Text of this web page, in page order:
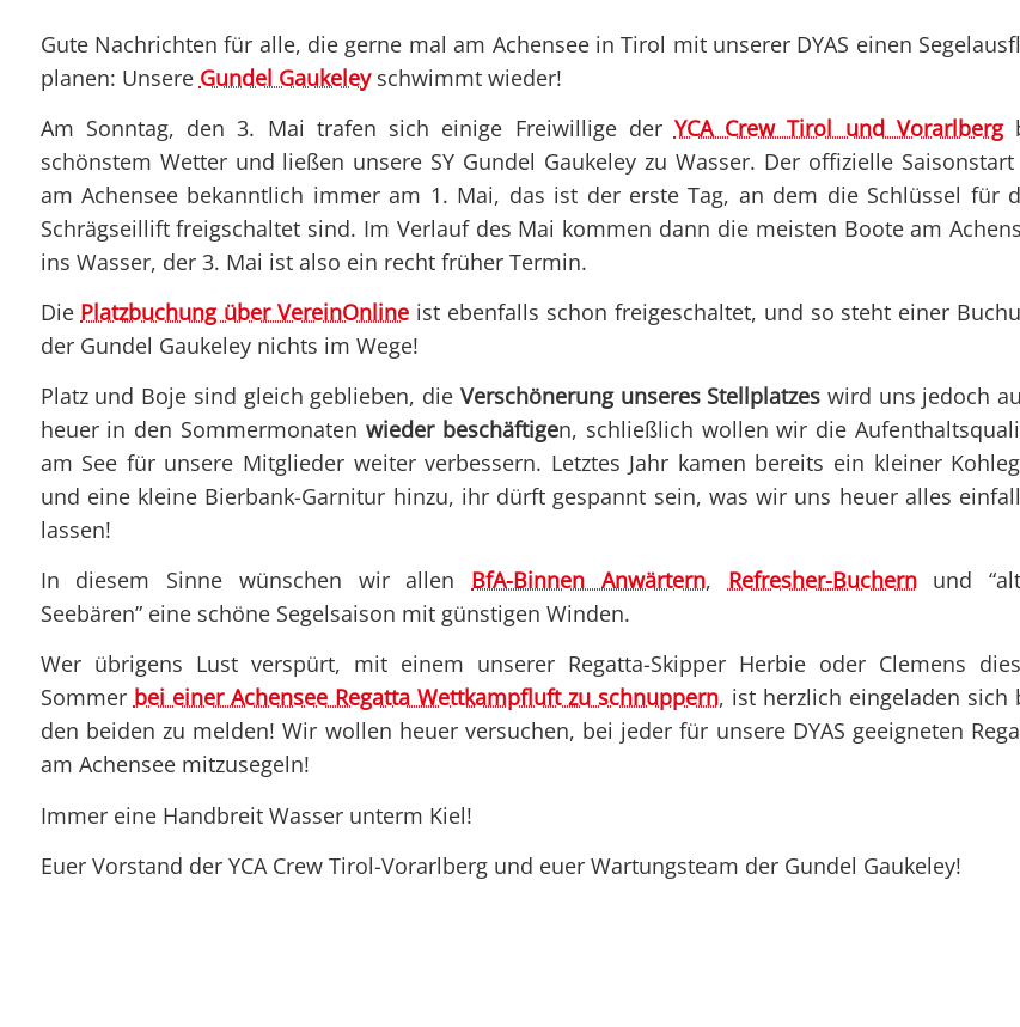
Datenschutz
Organigramm
SY Gundel Gaukeley
SY Daisy Duck
Ausbildung
Regattaförderung
Blog-Archiv
Blog-
Gute Nachrichten für alle, die gerne mal am Achensee in Tirol mit unserer DYAS einen
planen: Unsere Gundel Gaukeleyschwimmt wieder!
Am Sonntag, den 3. Mai trafen sich einige Freiwillige der YCA Crew Tirol und Vorarlberg
schönstem Wetter und ließen unsere SY Gundel Gaukeley zu Wasser. Der offizielle
am Achensee bekanntlich immer am 1. Mai, das ist der erste Tag, an dem die Schlüssel für
Schrägseillift freigschaltet sind. Im Verlauf des Mai kommen dann die meisten Boote am
ins Wasser, der 3. Mai ist also ein recht früher Termin.
Die Platzbuchung über VereinOnline ist ebenfalls schon freigeschaltet, und so steht einer
der Gundel Gaukeley nichts im Wege!
Platz und Boje sind gleich geblieben, die Verschönerung unseres Stellplatzes wird uns jedoch
heuer in den Sommermonatenwieder beschäftigen, schließlich wollen wir die
am See für unsere Mitglieder weiter verbessern. Letztes Jahr kamen bereits ein kleiner
und eine kleine Bierbank-Garnitur hinzu, ihr dürft gespannt sein, was wir uns heuer alles
lassen!
In diesem Sinne wünschen wir allen BfA-Binnen Anwärtern, Refresher-Buchernund
Seebären” eine schöne Segelsaison mit günstigen Winden.
Wer übrigens Lust verspürt, mit einem unserer Regatta-Skipper Herbie oder Clemens
Sommer bei einer Achensee Regatta Wettkampfluft zu schnuppern, ist herzlich eingeladen sich
den beiden zu melden! Wir wollen heuer versuchen, bei jeder für unsere DYAS geeigneten
am Achensee mitzusegeln!
Immer eine Handbreit Wasser unterm Kiel!
Euer Vorstand der YCA Crew Tirol-Vorarlberg und euer Wartungsteam der Gundel Gaukeley!